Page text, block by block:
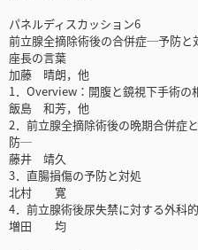
パネルディスカッション6
前立腺全摘除術後の合併症─予防と
座長の言葉
加藤 晴朗，他
1．Overview：開腹と鏡視下手術の
飯島 和芳，他
2．前立腺全摘除術後の晩期合併症
防─
藤井 靖久
3．直腸損傷の予防と対処
北村 寛
4．前立腺術後尿失禁に対する外科
増田 均